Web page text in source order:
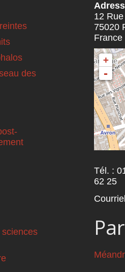
des
12
75020
France
+
-
Tél. :
62 25